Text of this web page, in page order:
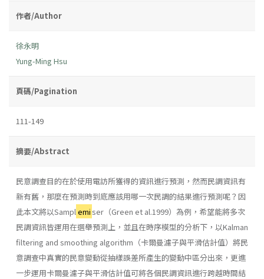
作者/Author
徐永明
Yung-Ming Hsu
頁碼/Pagination
111-149
摘要/Abstract
民意調查目的在於使用電訪所獲得的資訊進行預測，然而民調資訊有
新有舊，那麼在預測時到底應該用哪一次民調的結果進行預測呢？因
此本文將以Sampl emiser（Green et al.1999）為例，希望能將多次
民調資訊皆運用在選舉預測上，並且在時序模型的分析下，以Kalman
filtering and smoothing algorithm（卡爾曼濾子與平滑估計值）將民
意調查中真實的民意變動從抽樣誤差所產生的變動中區分出來，更進
一步運用卡爾曼濾子與平滑估計值可將各個民調資訊進行跨越時間結